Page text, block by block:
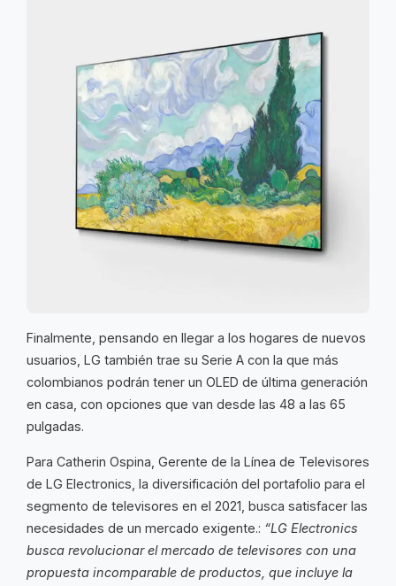
Finalmente, pensando en llegar a los hogares de nuevos
usuarios, LG también trae su Serie A con la que más
colombianos podrán tener un OLED de última generación
en casa, con opciones que van desde las 48 a las 65
pulgadas.
Para Catherin Ospina, Gerente de la Línea de Televisores
de LG Electronics, la diversificación del portafolio para el
segmento de televisores en el 2021, busca satisfacer las
necesidades de un mercado exigente.: “LG Electronics
busca revolucionar el mercado de televisores con una
propuesta incomparable de productos, que incluye la